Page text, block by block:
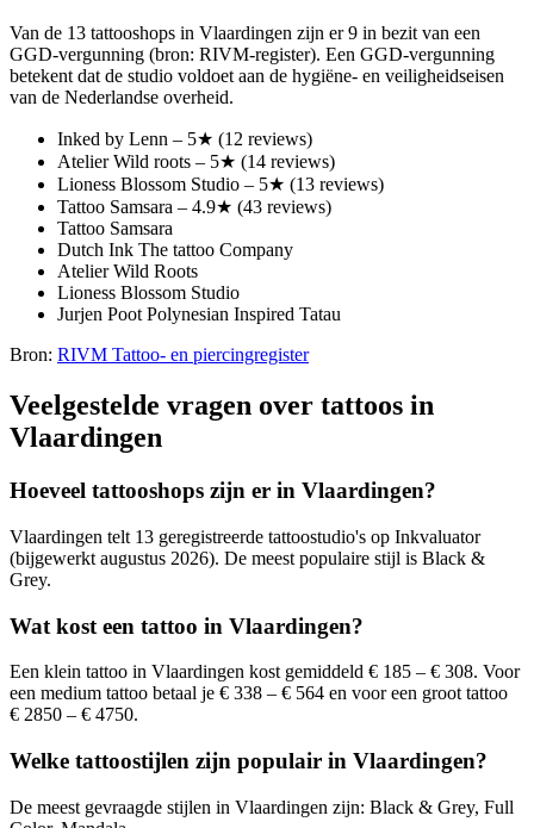
Van de 13 tattooshops in Vlaardingen zijn er 9 in bezit van een
GGD-vergunning (bron: RIVM-register). Een GGD-vergunning
betekent dat de studio voldoet aan de hygiëne- en veiligheidseisen
van de Nederlandse overheid.
Inked by Lenn – 5★ (12 reviews)
Atelier Wild roots – 5★ (14 reviews)
Lioness Blossom Studio – 5★ (13 reviews)
Tattoo Samsara – 4.9★ (43 reviews)
Tattoo Samsara
Dutch Ink The tattoo Company
Atelier Wild Roots
Lioness Blossom Studio
Jurjen Poot Polynesian Inspired Tatau
Bron: RIVM Tattoo- en piercingregister
Veelgestelde vragen over tattoos in
Vlaardingen
Hoeveel tattooshops zijn er in Vlaardingen?
Vlaardingen telt 13 geregistreerde tattoostudio's op Inkvaluator
(bijgewerkt augustus 2026). De meest populaire stijl is Black &
Grey.
Wat kost een tattoo in Vlaardingen?
Een klein tattoo in Vlaardingen kost gemiddeld € 185 – € 308. Voor
een medium tattoo betaal je € 338 – € 564 en voor een groot tattoo
€ 2850 – € 4750.
Welke tattoostijlen zijn populair in Vlaardingen?
De meest gevraagde stijlen in Vlaardingen zijn: Black & Grey, Full